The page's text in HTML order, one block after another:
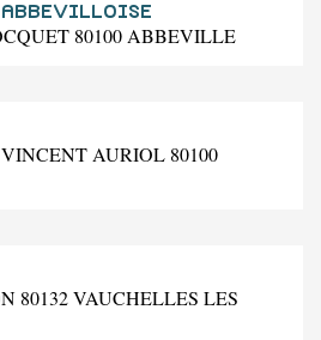
ABBEVILLOISE
80100 ABBEVILLE
AURIOL 80100
80132 VAUCHELLES LES